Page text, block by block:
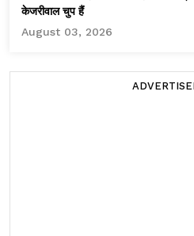
केजरीवाल चुप हैं
August 03, 2026